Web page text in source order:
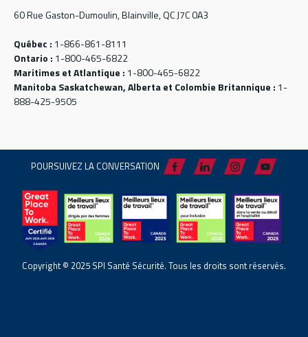
60 Rue Gaston-Dumoulin, Blainville, QC J7C 0A3
Québec : 1-866-861-8111
Ontario : 1-800-465-6822
Maritimes et Atlantique : 1-800-465-6822
Manitoba Saskatchewan, Alberta et Colombie Britannique : 1-
888-425-9505
POURSUIVEZ LA CONVERSATION
Copyright © 2025 SPI Santé Sécurité. Tous les droits sont réservés.